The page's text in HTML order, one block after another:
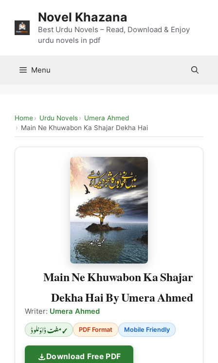
content
Novel Khazana
Best Urdu Novels – Read, Download & Enjoy
urdu novels in pdf
Menu
Home Urdu Novels
Umera Ahmed
Main Ne Khuwabon Ka Shajar Dekha Hai
Main Ne Khuwabon Ka Shajar
Dekha Hai By Umera Ahmed
Writer: Umera Ahmed
✓ مفت ڈاؤنلوڈ PDF Format Mobile Friendly
Download Free PDF